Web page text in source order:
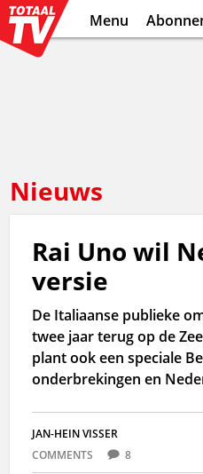
Menu
Nieuws
Rai Uno wil
versie
De Italiaanse publieke
twee jaar terug op de
plant ook een speciale
onderbrekingen en
JAN-HEIN VISSER
COMMENTS
8